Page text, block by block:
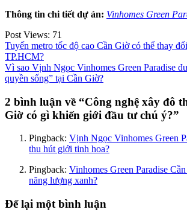
Thông tin chi tiết dự án: Vinhomes Green
Post Views: 71
Tuyến metro tốc độ cao Cần Giờ có thể thay
TP.HCM?
Vì sao Vịnh Ngọc Vinhomes Green Paradise
quyền sống” tại Cần Giờ?
2 bình luận về “Công nghệ xây đô
Giờ có gì khiến giới đầu tư chú ý?”
Pingback: Vịnh Ngọc Vinhomes Green
thu hút giới tinh hoa?
Pingback: Vinhomes Green Paradise
năng lượng xanh?
Để lại một bình luận